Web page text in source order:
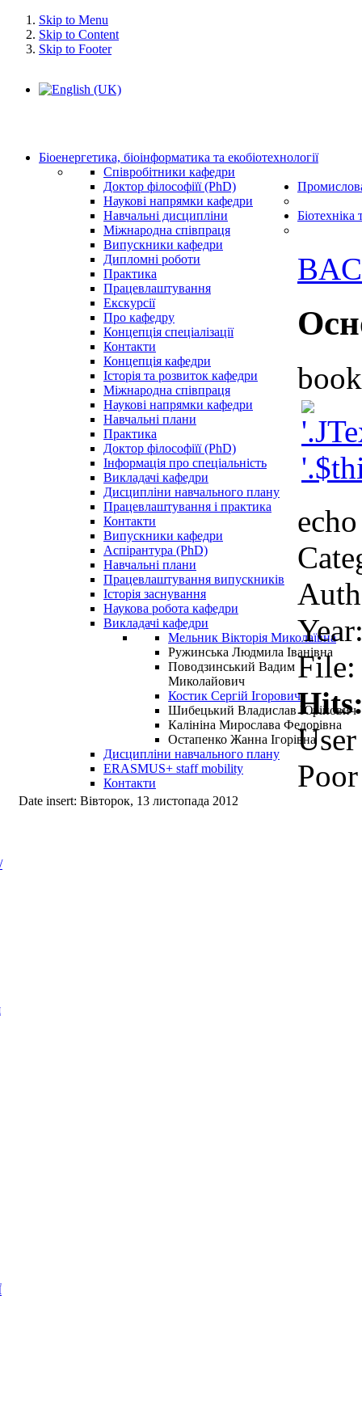
Skip to Menu
Skip to Content
Skip to Footer
Біоенергетика, біоінформатика та екобіотехнології
Співробітники кафедри
Доктор філософіїї (PhD)
Наукові напрямки кафедри
Навчальні дисципліни
Міжнародна співпраця
Випускники кафедри
Дипломні роботи
Практика
Працевлаштування
Екскурсії
Про кафедру
Концепція спеціалізації
Контакти
Концепція кафедри
Історія та розвиток кафедри
Міжнародна співпраця
Наукові напрямки кафедри
Навчальні плани
Практика
Доктор філософіїї (PhD)
Інформація про спеціальність
Викладачі кафедри
Дисципліни навчального плану
Працевлаштування і практика
Контакти
Біотехніка
Випускники кафедри
Аспірантура (PhD)
Навчальні плани
Працевлаштування випускників
Історія заснування
Наукова робота кафедри
Викладачі кафедри
Мельник Вікторія Миколаївна
Ружинська Людмила Іванівна
Поводзинський Вадим
Миколайович
Костик Сергій Ігорович
Шибецький Владислав Юрійович
Калініна Мирослава Федорівна
Остапенко Жанна Ігорівна
Дисципліни навчального плану
ERASMUS+ staff mobility
Контакти
Poor
Date insert: Вівторок, 13 листопада 2012